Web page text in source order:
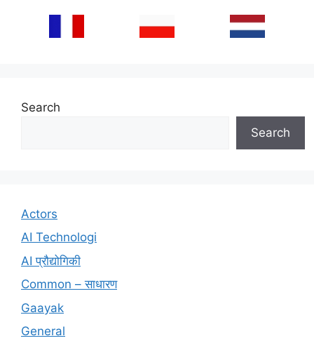
Search
Search
Actors
AI Technologi
AI प्रौद्योगिकी
Common – साधारण
Gaayak
General